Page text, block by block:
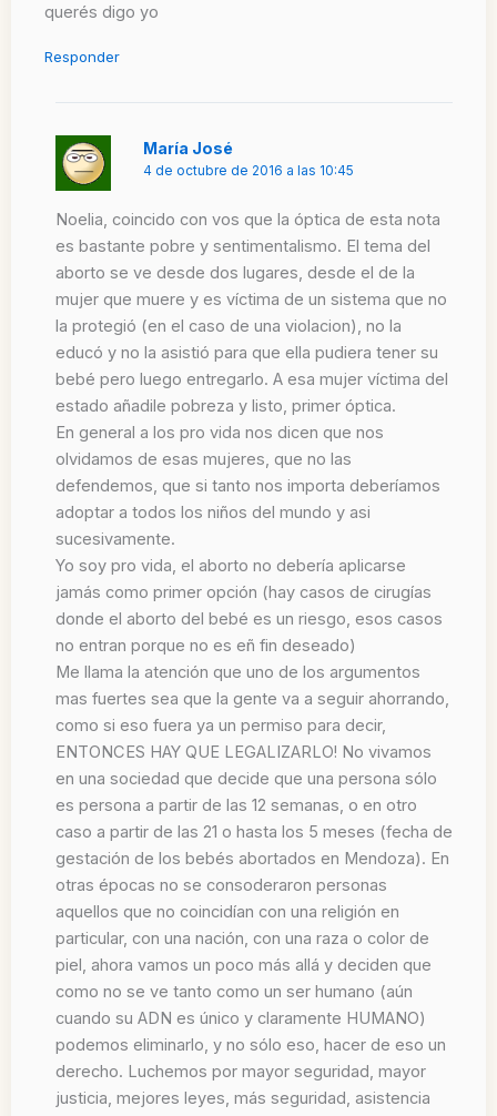
querés digo yo
Responder
María José
4 de octubre de 2016 a las 10:45
Noelia, coincido con vos que la óptica de esta nota
es bastante pobre y sentimentalismo. El tema del
aborto se ve desde dos lugares, desde el de la
mujer que muere y es víctima de un sistema que no
la protegió (en el caso de una violacion), no la
educó y no la asistió para que ella pudiera tener su
bebé pero luego entregarlo. A esa mujer víctima del
estado añadile pobreza y listo, primer óptica.
En general a los pro vida nos dicen que nos
olvidamos de esas mujeres, que no las
defendemos, que si tanto nos importa deberíamos
adoptar a todos los niños del mundo y asi
sucesivamente.
Yo soy pro vida, el aborto no debería aplicarse
jamás como primer opción (hay casos de cirugías
donde el aborto del bebé es un riesgo, esos casos
no entran porque no es eñ fin deseado)
Me llama la atención que uno de los argumentos
mas fuertes sea que la gente va a seguir ahorrando,
como si eso fuera ya un permiso para decir,
ENTONCES HAY QUE LEGALIZARLO! No vivamos
en una sociedad que decide que una persona sólo
es persona a partir de las 12 semanas, o en otro
caso a partir de las 21 o hasta los 5 meses (fecha de
gestación de los bebés abortados en Mendoza). En
otras épocas no se consoderaron personas
aquellos que no coincidían con una religión en
particular, con una nación, con una raza o color de
piel, ahora vamos un poco más allá y deciden que
como no se ve tanto como un ser humano (aún
cuando su ADN es único y claramente HUMANO)
podemos eliminarlo, y no sólo eso, hacer de eso un
derecho. Luchemos por mayor seguridad, mayor
justicia, mejores leyes, más seguridad, asistencia